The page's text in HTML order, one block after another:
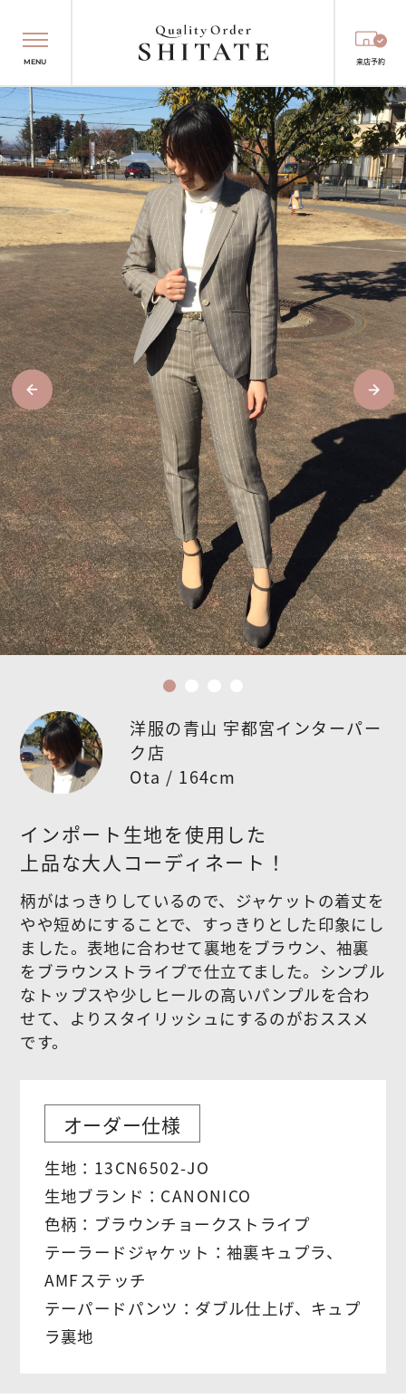
MENU 来店予約
洋服の青山 宇都宮インターパー
ク店
Ota / 164cm
インポート生地を使用した
上品な大人コーディネート！
柄がはっきりしているので、ジャケットの着丈を
やや短めにすることで、すっきりとした印象にし
ました。表地に合わせて裏地をブラウン、袖裏
をブラウンストライプで仕立てました。シンプル
なトップスや少しヒールの高いパンプルを合わ
せて、よりスタイリッシュにするのがおススメ
です。
オーダー仕様
生地：13CN6502-JO
生地ブランド：CANONICO
色柄：ブラウンチョークストライプ
テーラードジャケット：袖裏キュプラ、
AMFステッチ
テーパードパンツ：ダブル仕上げ、キュプ
ラ裏地